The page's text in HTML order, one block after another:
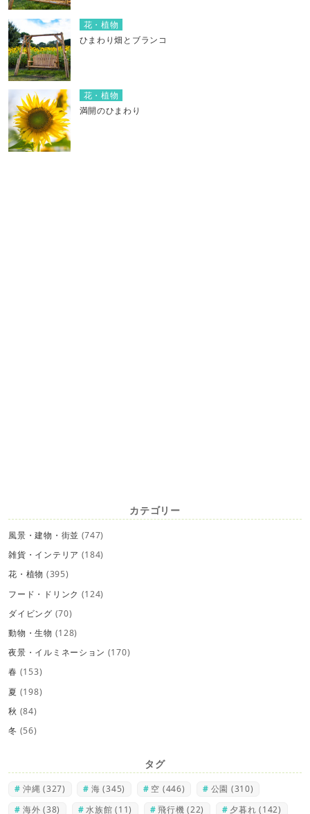
花・植物
ひまわり畑とブランコ
花・植物
満開のひまわり
カテゴリー
風景・建物・街並 (747)
雑貨・インテリア (184)
花・植物 (395)
フード・ドリンク (124)
ダイビング (70)
動物・生物 (128)
夜景・イルミネーション (170)
春 (153)
夏 (198)
秋 (84)
冬 (56)
タグ
沖縄 (327) 海 (345) 空 (446) 公園 (310)
海外 (38) 水族館 (11) 飛行機 (22) 夕暮れ (142)